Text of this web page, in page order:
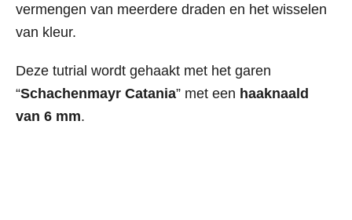
vermengen van meerdere draden en het wisselen
van kleur.
Deze tutrial wordt gehaakt met het garen
“Schachenmayr Catania” met een haaknaald
van 6 mm.